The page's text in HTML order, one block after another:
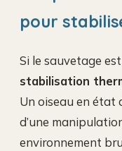
pour
Si le sauvetage
stabilisation
Un oiseau en état
d’une
environnement